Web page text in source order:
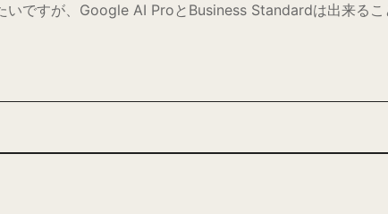
ですが、Google AI ProとBusiness Standardは出来る